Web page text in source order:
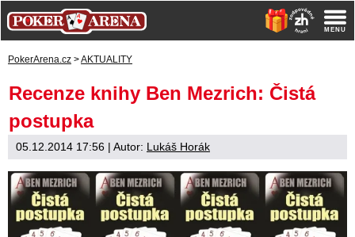
PokerArena.cz >AKTUALITY
Recenze knihy Ben Mezrich: Čistá
postupka
05.12.2014 17:56 | Autor: Lukáš Horák